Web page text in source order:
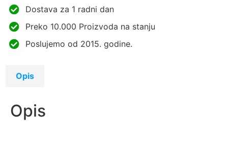
Dostava za 1 radni dan
Preko 10.000 Proizvoda na stanju
Poslujemo od 2015. godine.
Opis
Opis